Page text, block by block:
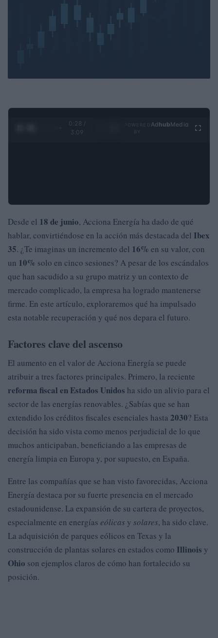
0:29 /
3:09
Ad hubMedia
Desde el 18 de junio, Acciona Energía ha dado de qué
hablar, convirtiéndose en la acción más destacada del Ibex
35. ¿Te imaginas un incremento del 16% en su valor, con
un 10% solo en cinco sesiones? A pesar de los escándalos
que han sacudido a su grupo matriz y un contexto de
mercado complicado, la empresa ha logrado mantenerse
firme. En este artículo, exploraremos qué ha impulsado
esta notable recuperación y qué nos depara el futuro.
Factores clave del ascenso
El aumento en el valor de Acciona Energía se puede
atribuir a tres factores principales. Primero, la reciente
reforma fiscal en Estados Unidos ha sido un alivio para el
sector de las energías renovables. ¿Sabías que se han
extendido los créditos fiscales esenciales hasta 2030? Esta
decisión ha sido vista como menos perjudicial de lo que
muchos anticipaban, beneficiando a las empresas de
energía limpia en Europa y, por supuesto, en España.
Entre las compañías que se han visto favorecidas, Acciona
Energía destaca por su fuerte presencia en el mercado
estadounidense. La expansión de su cartera de proyectos,
especialmente en energías eólicas y solares, ha sido clave.
La adquisición de parques eólicos en Texas y la
construcción de plantas solares en estados como Illinois y
Ohio son ejemplos claros de cómo han fortalecido su
posición.